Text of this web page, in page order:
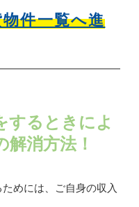
件一覧へ進
するときによ
解消方法！
めには、ご自身の収入